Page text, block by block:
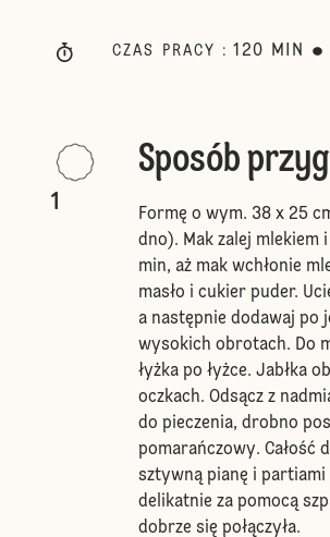
CZAS PRACY : 120 MIN
1
Sposób
Formę o wym. 38 x 25
dno). Mak zalej
min, aż mak wchłonie
masło i cukier puder.
a następnie dodawaj po
wysokich obrotach. Do
łyżka po łyżce. Jabłka
oczkach. Odsącz z
do pieczenia, drobno
pomarańczowy. Całość
sztywną pianę i
delikatnie za pomocą
dobrze się połączyła.